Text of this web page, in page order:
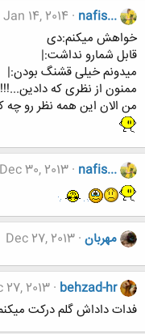
nafis...
Jan 14, 2014
خواهش میکنم:دی
قابل شمارو نداشت:|
میدونم خیلی قشنگ بودن:|
ممنون از نظری که دادین...!!!
من الان این همه نظر رو چه
nafis...
Dec 30, 2013
مهربان Dec 27, 2013
behzad-hr
27, 2013
فدات داداش گلم درکت